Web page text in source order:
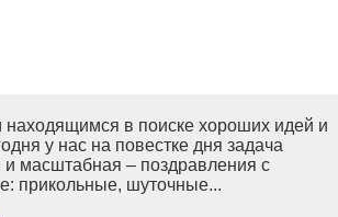
находящимся в поиске хороших идей и
у нас на повестке дня задача
и масштабная – поздравления с
прикольные, шуточные...